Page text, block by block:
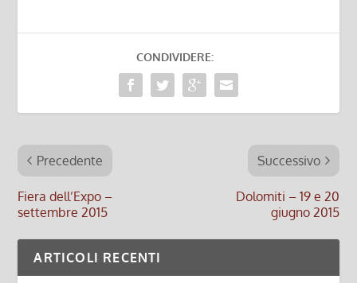
CONDIVIDERE:
Precedente
Fiera dell’Expo –
settembre 2015
Successivo
Dolomiti – 19 e 20
giugno 2015
ARTICOLI RECENTI